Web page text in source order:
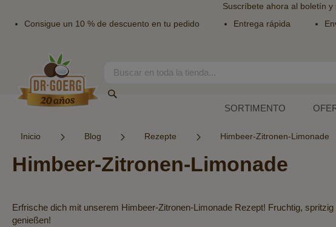
Suscríbete ahora al boletín y
Consigue un 10 % de descuento en tu pedido
Entrega rápida
contenido
Search
SORTIMENTO
Inicio Blog Rezepte Himbeer-Zitronen-Limonade
Himbeer-Zitronen-Limonade
Erfrische dich mit unserem Himbeer-Zitronen-Limonade Rezept! Fruchtig,
genießen!